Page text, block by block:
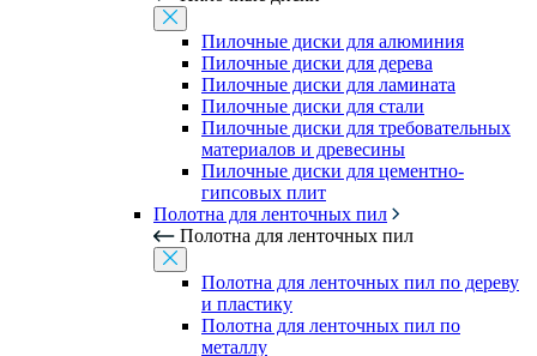
Пилочные диски для алюминия
Пилочные диски для дерева
Пилочные диски для ламината
Пилочные диски для стали
Пилочные диски для требовательных
материалов и древесины
Пилочные диски для цементно-
гипсовых плит
Полотна для ленточных пил
Полотна для ленточных пил
Полотна для ленточных пил по дереву
и пластику
Полотна для ленточных пил по
металлу